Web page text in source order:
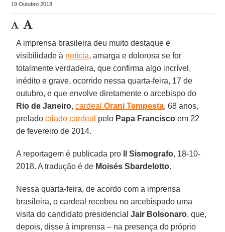
19 Outubro 2018
A imprensa brasileira deu muito destaque e
visibilidade à notícia, amarga e dolorosa se for
totalmente verdadeira, que confirma algo incrível,
inédito e grave, ocorrido nessa quarta-feira, 17 de
outubro, e que envolve diretamente o arcebispo do
Rio de Janeiro,cardealOrani Tempesta, 68 anos,
preladocriado cardeal pelo Papa Francisco em 22
de fevereiro de 2014.
A reportagem é publicada pro Il Sismografo, 18-10-
2018. A tradução é de Moisés Sbardelotto.
Nessa quarta-feira, de acordo com a imprensa
brasileira, o cardeal recebeu no arcebispado uma
visita do candidato presidencialJair Bolsonaro, que,
depois, disse à imprensa – na presença do próprio